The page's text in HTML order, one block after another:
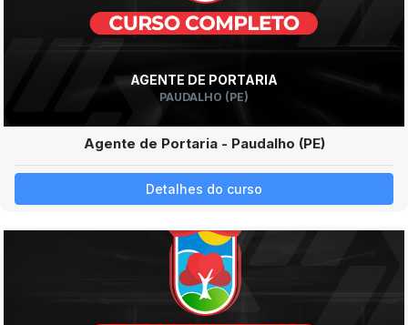
AGENTE DE PORTARIA
PAUDALHO (PE)
Agente de Portaria - Paudalho (PE)
Detalhes do curso